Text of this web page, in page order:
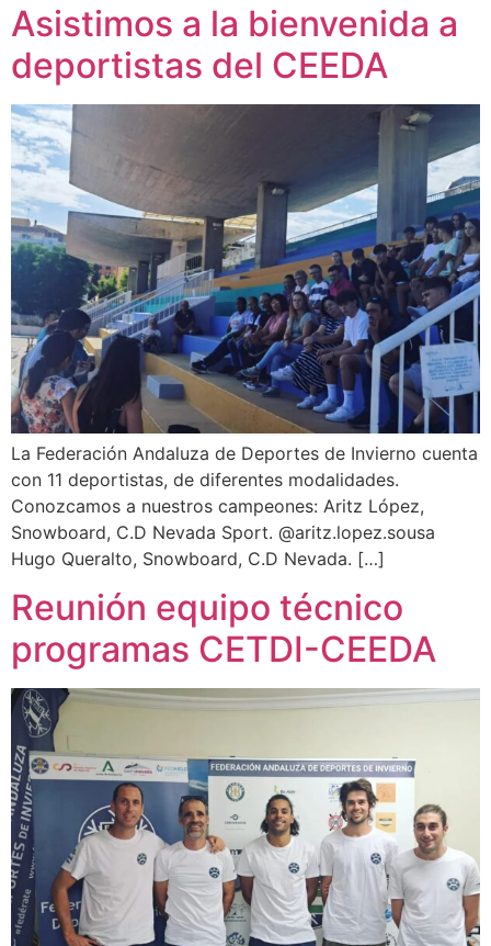
Asistimos a la bienvenida a
deportistas del CEEDA
La Federación Andaluza de Deportes de Invierno cuenta
con 11 deportistas, de diferentes modalidades.
Conozcamos a nuestros campeones: Aritz López,
Snowboard, C.D Nevada Sport. @aritz.lopez.sousa
Hugo Queralto, Snowboard, C.D Nevada. […]
Reunión equipo técnico
programas CETDI-CEEDA